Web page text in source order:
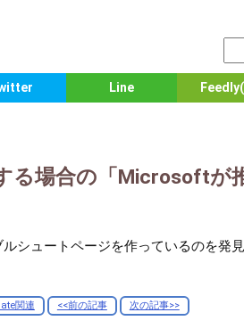
Line
る場合の「Microsoftが
シュートページを作っているのを発
関連 <<前の記事 次の記事>>